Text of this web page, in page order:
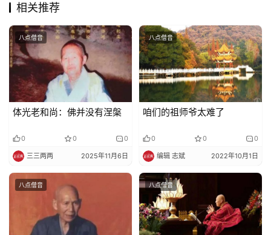
相关推荐
八点僧音
体光老和尚：佛并没有涅槃
0 0 0
三三两两 2025年11月6日
八点僧音
咱们的祖师爷太难了
0 0 0
编辑 志斌 2022年10月1日
八点僧音 八点僧音